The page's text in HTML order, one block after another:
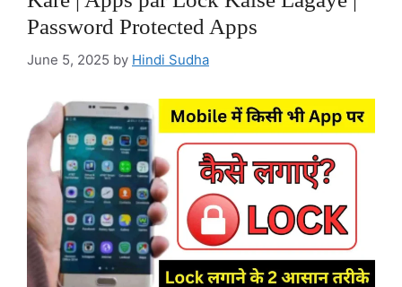
Password Protected Apps
June 5, 2025 by Hindi Sudha